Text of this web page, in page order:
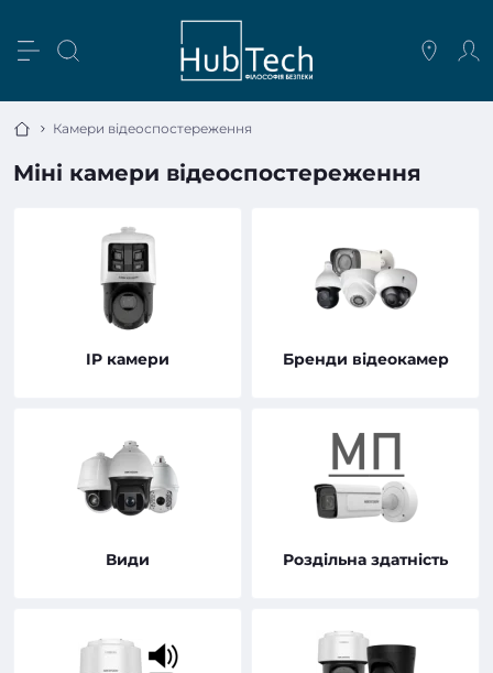
Камери відеоспостереження
Міні камери відеоспостереження
IP камери Бренди відеокамер
Види Роздільна здатність